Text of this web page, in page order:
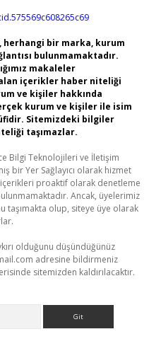
bir marka, kurum
bulunmamaktadır.
makaleler
içerikler haber niteliği
ve kişiler hakkında
kurum ve kişiler ile isim
Sitemizdeki bilgiler
taşımazlar.
Bilgi Teknolojileri ve İletişim
bir Yer Sağlayıcı olarak hizmet
proaktif olarak denetleme
Ancak, üyelerimiz
taşımakta olup, siteye üye olarak
olduğunu düşündüğünüz
adresine bildirmeniz
sitemizden kaldırılacaktır.